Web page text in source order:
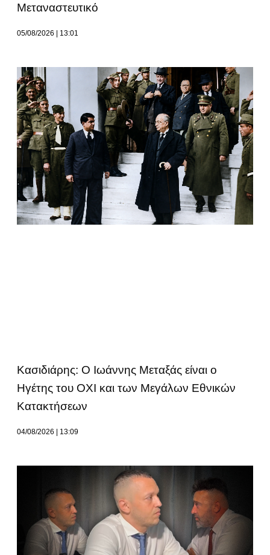
Μεταναστευτικό
05/08/2026 13:01
Κασιδιάρης: Ο Ιωάννης Μεταξάς είναι ο
Ηγέτης του ΟΧΙ και των Μεγάλων Εθνικών
Κατακτήσεων
04/08/2026 13:09